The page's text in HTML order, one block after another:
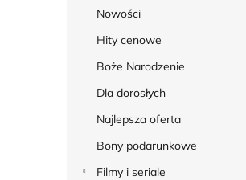
Nowości
Hity cenowe
Boże Narodzenie
Dla dorosłych
Najlepsza oferta
Bony podarunkowe
Filmy i seriale